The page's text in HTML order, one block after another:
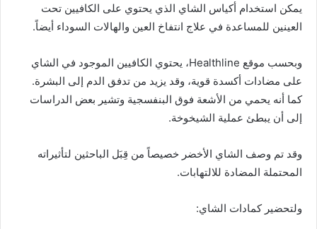
يمكن استخدام أكياس الشاي الذي يحتوي على الكافيين تحت
العينين للمساعدة في علاج انتفاخ العين والهالات السوداء أيضاً.
وبحسب موقع Healthline، يحتوي الكافيين الموجود في الشاي
على مضادات أكسدة قوية، وقد يزيد من تدفق الدم إلى البشرة.
كما أنه يحمي من الأشعة فوق البنفسجية وتشير بعض الدراسات
إلى أن يبطئ عملية الشيخوخة.
وقد تم وصف الشاي الأخضر خصيصاً من قِبَل الباحثين لتأثيراته
المحتملة المضادة للالتهابات.
ولتحضير كمادات الشاي: